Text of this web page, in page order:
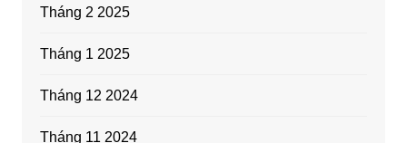
Tháng 2 2025
Tháng 1 2025
Tháng 12 2024
Tháng 11 2024